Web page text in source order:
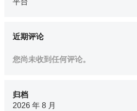
近期评论
您尚未收到任何评论。
归档
2026 年 8 月